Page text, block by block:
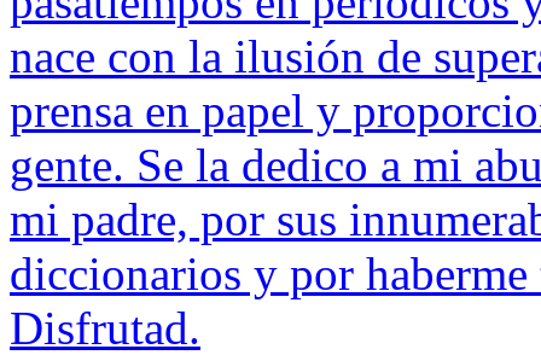
nace con la ilusión de
prensa en papel y
gente. Se la dedico a mi
mi padre, por sus
diccionarios y por
Disfrutad.